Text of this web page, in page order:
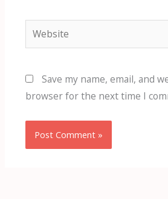
Website
Save my name, email, and
browser for the next time I